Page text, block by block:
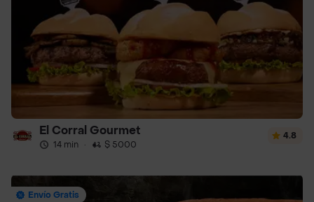
El Corral Gourmet
14 min · $ 5000
4.8
Envío Gratis